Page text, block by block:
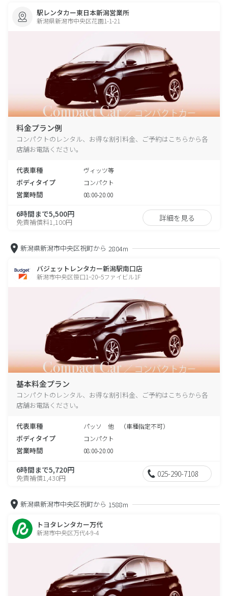
駅レンタカー東日本新潟営業所
新潟県新潟市中央区花園1-1-21
料金プラン例
コンパクトのレンタル、お得な割引料金、ご予約はこちらから各
店舗お電話ください。
代表車種 ヴィッツ等
ボディタイプ コンパクト
営業時間 08:00-20:00
6時間まで5,500円
免責補償料1,100円 詳細を見る
新潟県新潟市中央区祝町から 2804m
バジェットレンタカー新潟駅南口店
新潟市中央区笹口1−20−5ファイビル1F
基本料金プラン
コンパクトのレンタル、お得な割引料金、ご予約はこちらから各
店舗お電話ください。
代表車種 パッソ 他 （車種指定不可）
ボディタイプ コンパクト
営業時間 08:00-20:00
6時間まで5,720円
免責補償1,430円 025-290-7108
新潟県新潟市中央区祝町から 1588m
トヨタレンタカー万代
新潟市中央区万代4-9-4